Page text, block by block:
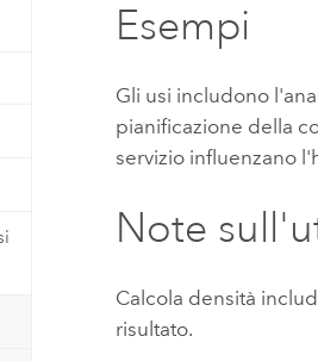
Esempi
Gli usi includono
pianificazione della
servizio influenzano
Note
Calcola densità
risultato.